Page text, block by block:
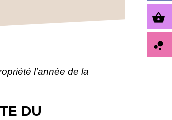
l'année de la
DU
shopping_basket
bubble_chart